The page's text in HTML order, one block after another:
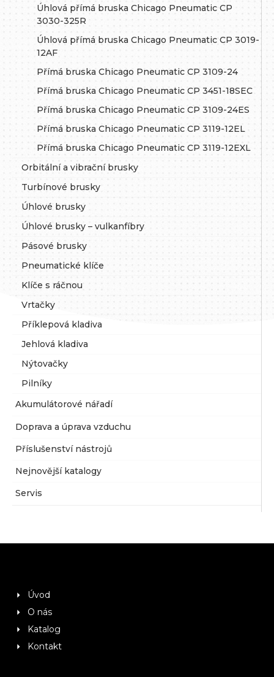
Úhlová přímá bruska Chicago Pneumatic CP
3030-325R
Úhlová přímá bruska Chicago Pneumatic CP 3019-
12AF
Přímá bruska Chicago Pneumatic CP 3109-24
Přímá bruska Chicago Pneumatic CP 3451-18SEC
Přímá bruska Chicago Pneumatic CP 3109-24ES
Přímá bruska Chicago Pneumatic CP 3119-12EL
Přímá bruska Chicago Pneumatic CP 3119-12EXL
Orbitální a vibrační brusky
Turbínové brusky
Úhlové brusky
Úhlové brusky – vulkanfíbry
Pásové brusky
Pneumatické klíče
Klíče s ráčnou
Vrtačky
Příklepová kladiva
Jehlová kladiva
Nýtovačky
Pilníky
Akumulátorové nářadí
Doprava a úprava vzduchu
Příslušenství nástrojů
Nejnovější katalogy
Servis
Úvod
O nás
Katalog
Kontakt